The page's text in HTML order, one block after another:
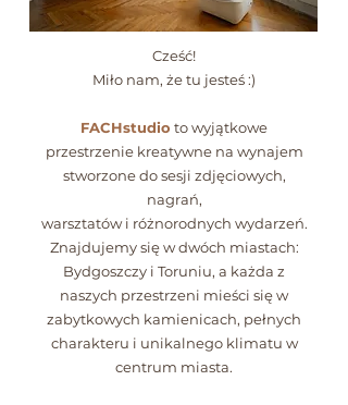
Cześć!
Miło nam, że tu jesteś :)
FACHstudio to wyjątkowe
przestrzenie kreatywne na wynajem
stworzone do sesji zdjęciowych,
nagrań,
warsztatów i różnorodnych wydarzeń.
Znajdujemy się w dwóch miastach:
Bydgoszczy i Toruniu, a każda z
naszych przestrzeni mieści się w
zabytkowych kamienicach, pełnych
charakteru i unikalnego klimatu w
centrum miasta.